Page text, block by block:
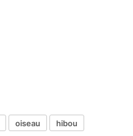
oiseau
hibou